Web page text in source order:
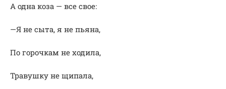
А одна коза — все свое:
—Я не сыта, я не пьяна,
По горочкам не ходила,
Травушку не щипала,